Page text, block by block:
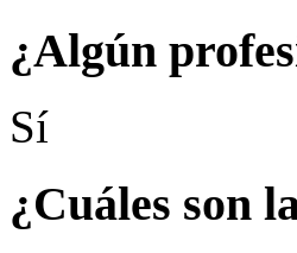
¿Algún
Sí
¿Cuáles son